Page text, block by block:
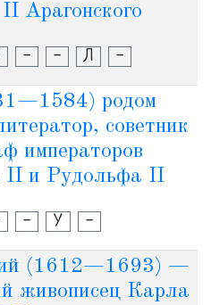
Арагонского
- - Л -
родом
советник
императоров
II и Рудольфа II
- У -
(1612—1693) —
живописец Карла